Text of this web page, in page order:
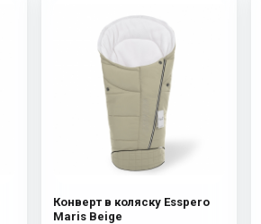
Конверт в коляску Esspero
Maris Beige